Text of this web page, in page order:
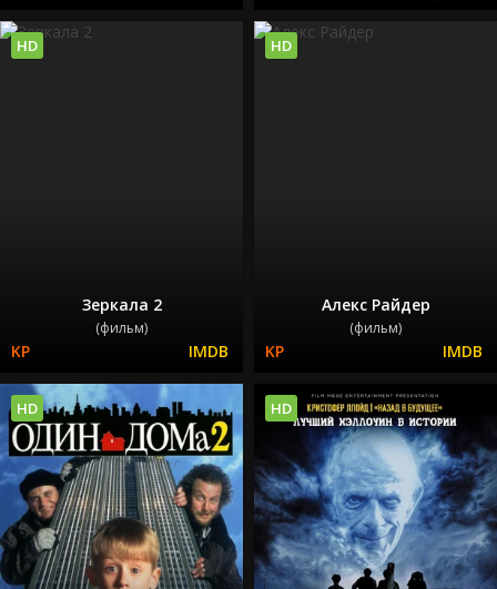
Зеркала 2
(фильм)
HD
Алекс Райдер
(фильм)
HD
HD HD